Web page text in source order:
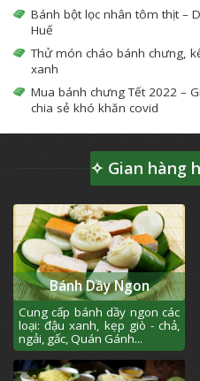
Bánh bột lọc nhân tôm thịt –
Huế
Thử món cháo bánh chưng,
xanh
Mua bánh chưng Tết 2022 –
chia sẻ khó khăn covid
✧ Gian hàng
Bánh Dầy Ngon
Cung cấp bánh dầy ngon các
loại: đậu xanh, kẹp giò - chả,
ngải, gấc, Quán Gánh...